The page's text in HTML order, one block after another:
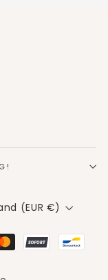
(EUR €)